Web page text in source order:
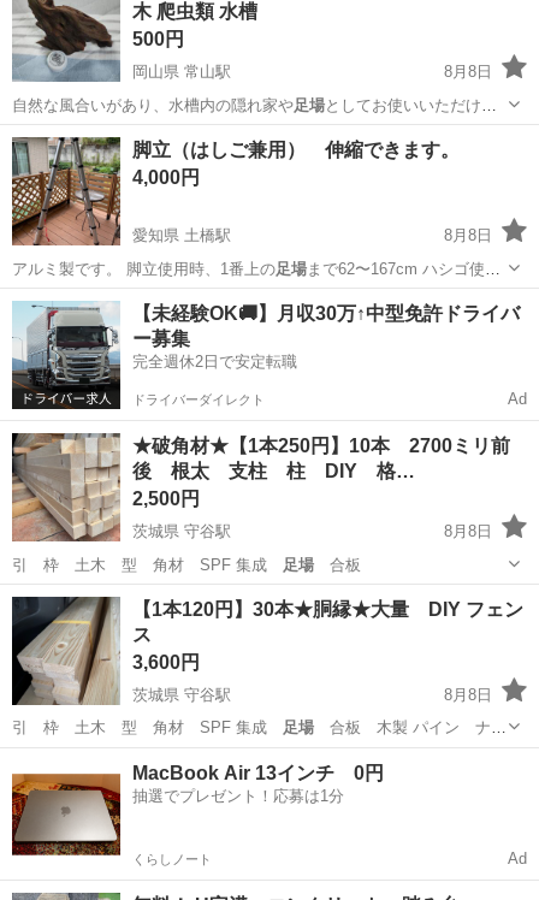
工場のお仕事 ◇コネクタ製造工...
木 爬虫類 水槽
500円
岡山県 常山駅
8月8日
自然な風合いがあり、水槽内の隠れ家や足場としてお使いいただけま
す。 一度使用…
岡山 玉野市 常山駅 その他 流木
脚立（はしご兼用） 伸縮できます。
4,000円
愛知県 土橋駅
8月8日
アルミ製です。 脚立使用時、1番上の足場まで62〜167cm ハシゴ使用
時は.…
愛知 みよし市 土橋駅 その他
【未経験OK🚚】月収30万↑中型免許ドライバ
ー募集
完全週休2日で安定転職
ドライバーダイレクト Ad
★破角材★【1本250円】10本 2700ミリ前
後 根太 支柱 柱 DIY 格…
2,500円
茨城県 守谷駅
8月8日
引 枠 土木 型 角材 SPF 集成
足場合板
茨城 守谷市 守谷駅 その他 角材
【1本120円】30本★胴縁★大量 DIY フェン
ス
3,600円
茨城県 守谷駅
8月8日
引 枠 土木 型 角材 SPF 集成 足場合板 木製 パイン ナチ
ュラル イン…
インテリア
MacBook Air 13インチ 0円
抽選でプレゼント！応募は1分
くらしノート Ad